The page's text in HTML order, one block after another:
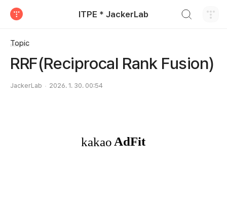
ITPE * JackerLab
Topic
RRF(Reciprocal Rank Fusion)
JackerLab 2026. 1. 30. 00:54